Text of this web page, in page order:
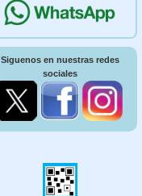
Siguenos en nuestras redes
sociales